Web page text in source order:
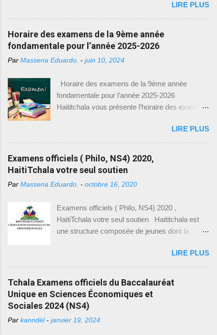
heureux de vous fournir toutes les informations
nécessaires pour accéder à ces précieux
modèles d'examens. Comment accéder aux
modèles d'examens : Pour télécharger les
modèles d'examens de 9e année fondamentale,
https://drive.google.com/drive/(9eme Année) ].
Ce lien vous dirigera vers une page où vous
trouverez une l...
Épouse : Constance Salomon Président : 31
mars 1896 Exilé : 12 mai 1902 Décédé : 1916
Profession : Militaire Poste avant la présidence :
ministre de la guerre sous le gouvernement de
Florvil Hyppolite Mesures prises et réalisations
Après la mort de Florvil Hyppolite, l’assemblée
Tirésias Simon Sam pour sept ans. L’affaire
Luders : la police pourchassait un dénommé
Présumé pour vol. celui-ci se refugia chez
de police afin de défendre son ami. Luders fut
condamné à un mois puis un an de prison. Suite
à la demande du chargé d’affaires allemand en
Haïti, Luders fut libéré et extradé vers
l’Allemagne, le 22 octobre 1897. Le 6...
LIRE PLUS
Horaire des examens de la 9ème année
fondamentale pour l’année 2025-2026
Par Massena Eduardo. - juin 10, 2024
Horaire des examens de la 9ème année
fondamentale pour l’année 2025-2026
Haititchala vous présente l’horaire des examens
2025-2026. Entre-temps, vous pouvez visiter
nos articles précédents ayant rapport avec les
tchala, le bac blanc et les modèles des
examens pour la 9 ème année. Date Heure
Communication Créole 29 juin 2026 12h00 –
Education physique et Sportive (EPS) Date
Heure Examen ...
LIRE PLUS
Examens officiels ( Philo, NS4) 2020,
HaitiTchala votre seul soutien
Par Massena Eduardo. - octobre 16, 2020
Examens officiels ( Philo, NS4) 2020 ,
HaitiTchala votre seul soutien Haititchala est
une structure composée de jeunes dont la
ce qui a trait avec votre réussite aux examens
officiels, d’entrée à l’université mais aussi de
faire la promotion de la culture hattienne tout en
prenant soin de considérer toutes les facettes,
en plus de ça, nous vous offrons la possibilité
de publier vos articles sur notre site tout en se
basant sur le fait que la liberté d’expression
LIRE PLUS
Tchala Examens officiels du Baccalauréat
Unique en Sciences Économiques et
Sociales 2024 (NS4)
Par kanndèl - janvier 19, 2024